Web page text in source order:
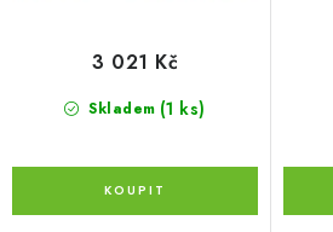
Skladem (1 ks)
3 021 Kč